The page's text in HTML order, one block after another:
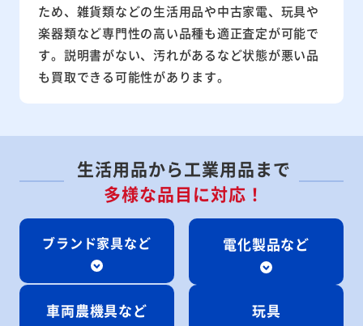
ため、雑貨類などの生活用品や中古家電、玩具や
楽器類など専門性の高い品種も適正査定が可能で
す。説明書がない、汚れがあるなど状態が悪い品
も買取できる可能性があります。
生活用品から工業用品まで
多様な品目に対応！
ブランド家具など 電化製品など
車両農機具など 玩具